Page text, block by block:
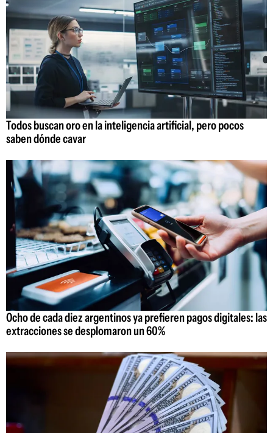
Todos buscan oro en la inteligencia artificial, pero pocos
saben dónde cavar
Ocho de cada diez argentinos ya prefieren pagos digitales: las
extracciones se desplomaron un 60%